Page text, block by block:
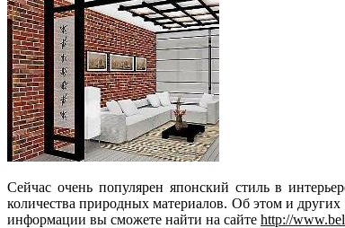
Сейчас очень популярен японский стиль в
количества природных материалов. Об этом и
информации вы сможете найти на сайте http://